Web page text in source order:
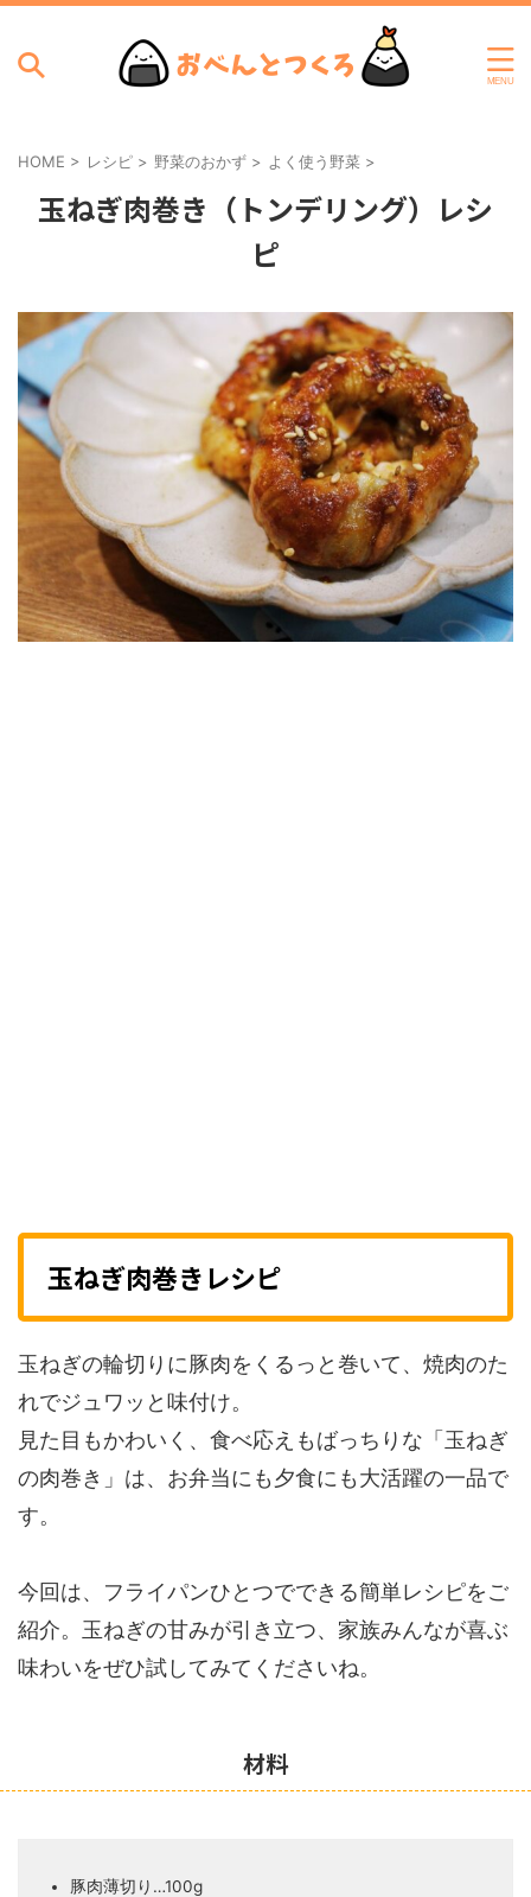
HOME > レシピ > 野菜のおかず > よく使う野菜 >
玉ねぎ肉巻き（トンデリング）レシ
ピ
玉ねぎ肉巻きレシピ
玉ねぎの輪切りに豚肉をくるっと巻いて、焼肉のた
れでジュワッと味付け。
見た目もかわいく、食べ応えもばっちりな「玉ねぎ
の肉巻き」は、お弁当にも夕食にも大活躍の一品で
す。
今回は、フライパンひとつでできる簡単レシピをご
紹介。玉ねぎの甘みが引き立つ、家族みんなが喜ぶ
味わいをぜひ試してみてくださいね。
材料
豚肉薄切り…100g